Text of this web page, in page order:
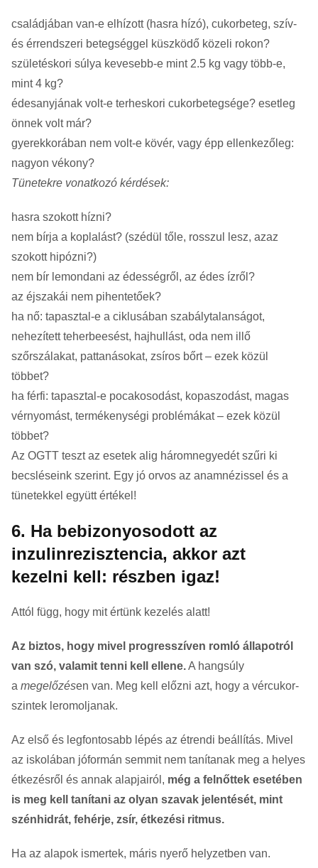
családjában van-e elhízott (hasra hízó), cukorbeteg, szív-
és érrendszeri betegséggel küszködő közeli rokon?
születéskori súlya kevesebb-e mint 2.5 kg vagy több-e,
mint 4 kg?
édesanyjának volt-e terheskori cukorbetegsége? esetleg
önnek volt már?
gyerekkorában nem volt-e kövér, vagy épp ellenkezőleg:
nagyon vékony?
Tünetekre vonatkozó kérdések:
hasra szokott hízni?
nem bírja a koplalást? (szédül tőle, rosszul lesz, azaz
szokott hipózni?)
nem bír lemondani az édességről, az édes ízről?
az éjszakái nem pihentetőek?
ha nő: tapasztal-e a ciklusában szabálytalanságot,
nehezített teherbeesést, hajhullást, oda nem illő
szőrszálakat, pattanásokat, zsíros bőrt – ezek közül
többet?
ha férfi: tapasztal-e pocakosodást, kopaszodást, magas
vérnyomást, termékenységi problémákat – ezek közül
többet?
Az OGTT teszt az esetek alig háromnegyedét szűri ki
becsléseink szerint. Egy jó orvos az anamnézissel és a
tünetekkel együtt értékel!
6. Ha bebizonyosodott az
inzulinrezisztencia, akkor azt
kezelni kell: részben igaz!
Attól függ, hogy mit értünk kezelés alatt!
Az biztos, hogy mivel progresszíven romló állapotról
van szó, valamit tenni kell ellene.A hangsúly
a megelőzésen van. Meg kell előzni azt, hogy a vércukor-
szintek leromoljanak.
Az első és legfontosabb lépés az étrendi beállítás. Mivel
az iskolában jóformán semmit nem tanítanak meg a helyes
étkezésről és annak alapjairól, még a felnőttek esetében
is meg kell tanítani az olyan szavak jelentését, mint
szénhidrát, fehérje, zsír, étkezési ritmus.
Ha az alapok ismertek, máris nyerő helyzetben van.